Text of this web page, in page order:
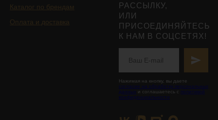
Каталог по брендам
Оплата и доставка
РАССЫЛКУ,
ИЛИ
ПРИСОЕДИНЯЙТЕСЬ
К НАМ В СОЦСЕТЯХ!
Нажимая на кнопку, вы даете
согласие на обработку персональных
данных и соглашаетесь с политикой
конфиденциальности